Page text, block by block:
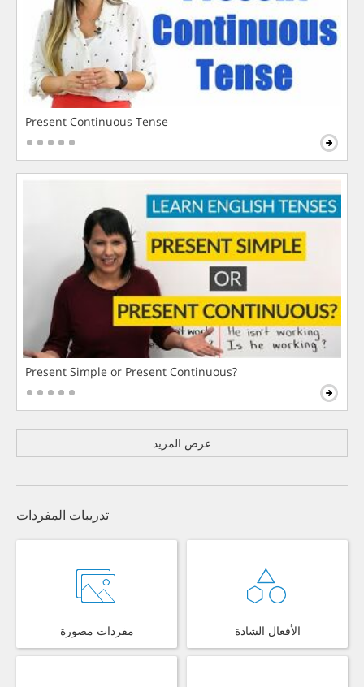
Present Continuous Tense
Present Simple or Present Continuous?
عرض المزيد
تدريبات المفردات
مفردات مصورة الأفعال الشاذة